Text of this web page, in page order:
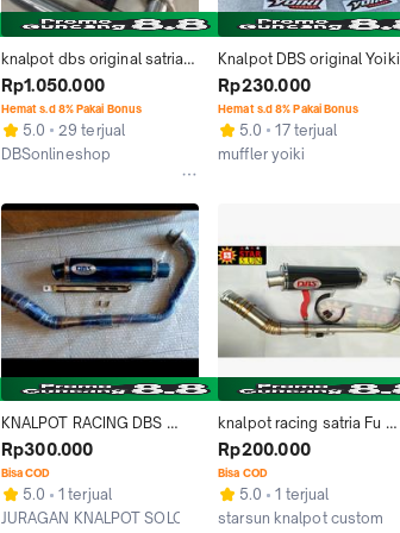
knalpot dbs original satria
fu new injeksi dan satria fu
lama
Rp1.050.000
Hemat s.d 8% Pakai Bonus
5.0
29 terjual
DBSonlineshop
Knalpot DBS original Yoiki
exhaust selencer
only,satria
fu,cb150r,cbr,sonic,vixion
Rp230.000
Hemat s.d 8% Pakai Bonus
5.0
17 terjual
muffler yoiki
KNALPOT RACING DBS
BLUE SATRIA FU VIXION
JUPITER MX  MEGAPRO
SATRIA FU INJEKSI SONIC
KNALPOT RACING DBS
Rp300.000
Bisa COD
5.0
1 terjual
JURAGAN KNALPOT SOLO
knalpot racing satria Fu
injeksi /karbu DBS Carbon
Rp200.000
Bisa COD
5.0
1 terjual
starsun knalpot custom